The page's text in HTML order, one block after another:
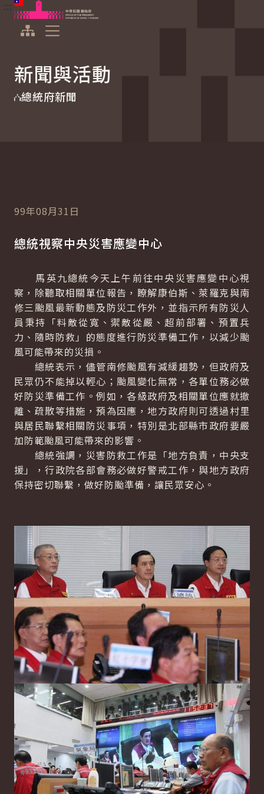
跳到主要內容
中華民國總統府
新聞與活動
總統府新聞
99年08月31日
總統視察中央災害應變中心
馬英九總統今天上午前往中央災害應變中心視
察，除聽取相關單位報告，瞭解康伯斯、萊羅克與南
修三颱風最新動態及防災工作外，並指示所有防災人
員秉持「料敵從寬、禦敵從嚴、超前部署、預置兵
力、隨時防救」的態度進行防災準備工作，以減少颱
風可能帶來的災損。
總統表示，儘管南修颱風有減緩趨勢，但政府及
民眾仍不能掉以輕心；颱風變化無常，各單位務必做
好防災準備工作。例如，各級政府及相關單位應就撤
離、疏散等措施，預為因應，地方政府則可透過村里
與居民聯繫相關防災事項，特別是北部縣市政府要嚴
加防範颱風可能帶來的影響。
總統強調，災害防救工作是「地方負責，中央支
援」，行政院各部會務必做好警戒工作，與地方政府
保持密切聯繫，做好防颱準備，讓民眾安心。